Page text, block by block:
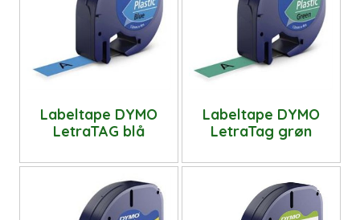
Labeltape DYMO
LetraTAG blå
Labeltape DYMO
LetraTag grøn